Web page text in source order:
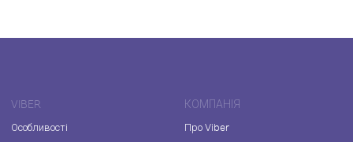
VIBER
Особливості
КОМПАНІЯ
Про Viber